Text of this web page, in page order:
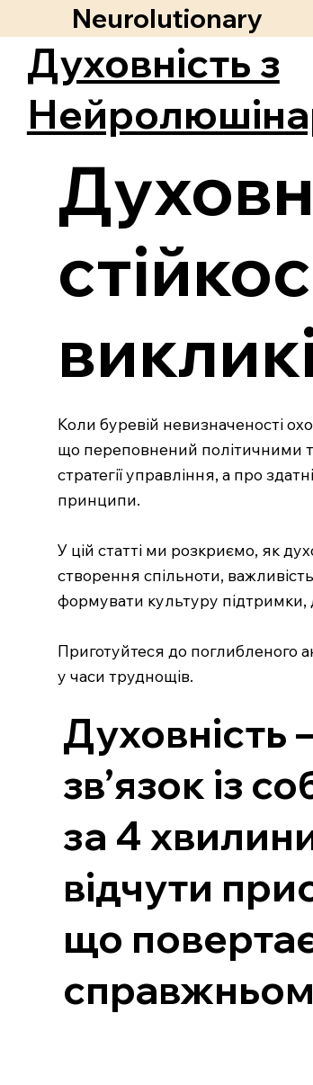
Neurolutionary
Духовність з
Коли буревій невизначеності
що переповнений політичними
стратегії управління, а про
принципи.
У цій статті ми розкриємо, як
створення спільноти,
формувати культуру підтримки,
Приготуйтеся до поглибленого
у часи труднощів.
Духовність
зв’язок із
за 4
відчути
що